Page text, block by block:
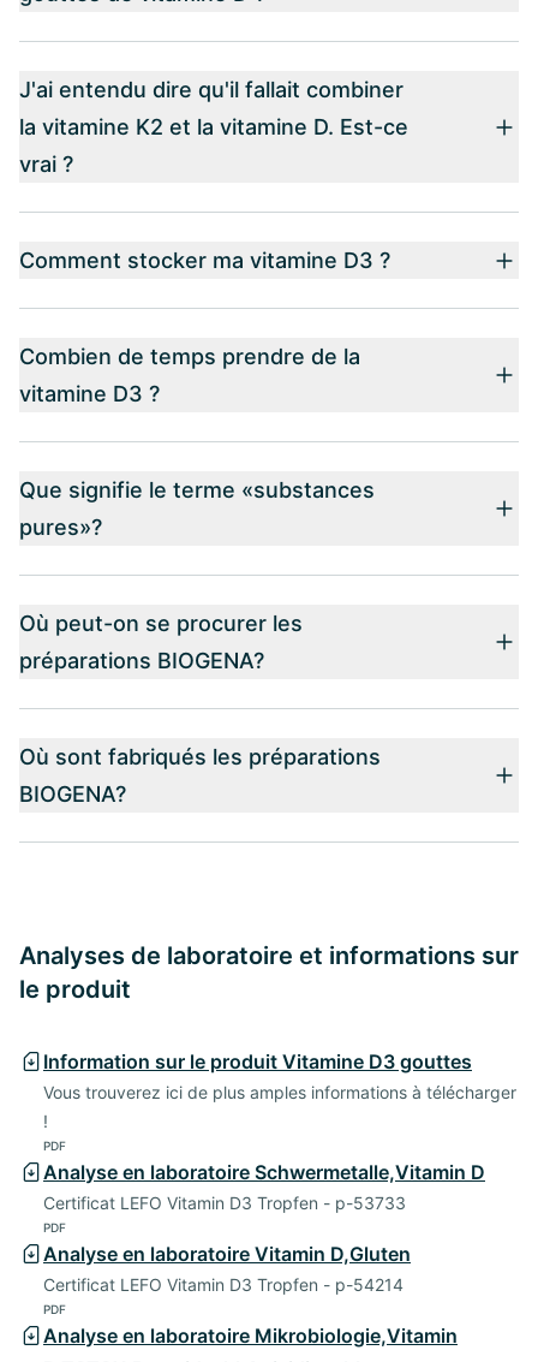
J'ai entendu dire qu'il fallait combiner
la vitamine K2 et la vitamine D. Est-ce
vrai ?
Comment stocker ma vitamine D3 ?
Combien de temps prendre de la
vitamine D3 ?
Que signifie le terme «substances
pures»?
Où peut-on se procurer les
préparations BIOGENA?
Où sont fabriqués les préparations
BIOGENA?
Analyses de laboratoire et informations sur
le produit
Information sur le produit Vitamine D3 gouttes
Vous trouverez ici de plus amples informations à télécharger
!
PDF
Analyse en laboratoire Schwermetalle,Vitamin D
Certificat LEFO Vitamin D3 Tropfen - p-53733
PDF
Analyse en laboratoire Vitamin D,Gluten
Certificat LEFO Vitamin D3 Tropfen - p-54214
PDF
Analyse en laboratoire Mikrobiologie,Vitamin